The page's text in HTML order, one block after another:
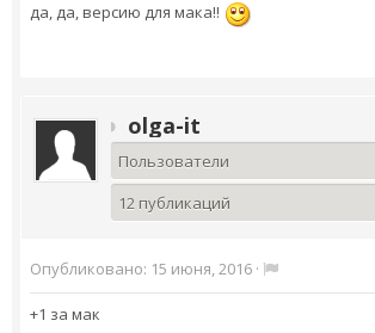
да, да, версию для мака!!
olga-it
Пользователи
12 публикаций
Опубликовано: 15 июня, 2016 ·
+1 за мак